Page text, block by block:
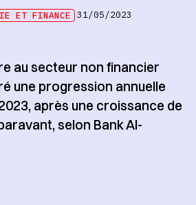
ET FINANCE 31/05/2023
au secteur non financier
une progression annuelle
après une croissance de
selon Bank Al-